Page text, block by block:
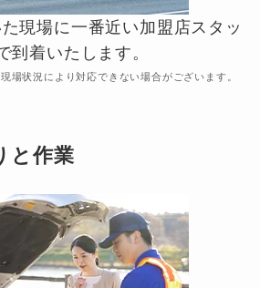
現場に一番近い加盟店スタッ
到着いたします。
場状況により対応できない場合がございます。
と作業